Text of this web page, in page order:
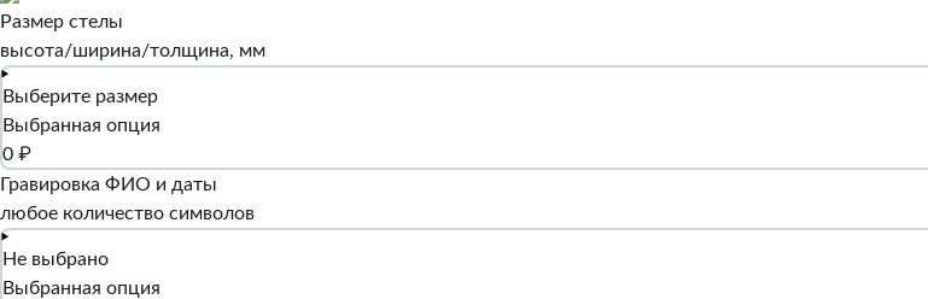
Размер стелы
высота/ширина/толщина, мм
Выберите размер
Выбранная опция
0 ₽
Гравировка ФИО и даты
любое количество символов
Не выбрано
Выбранная опция